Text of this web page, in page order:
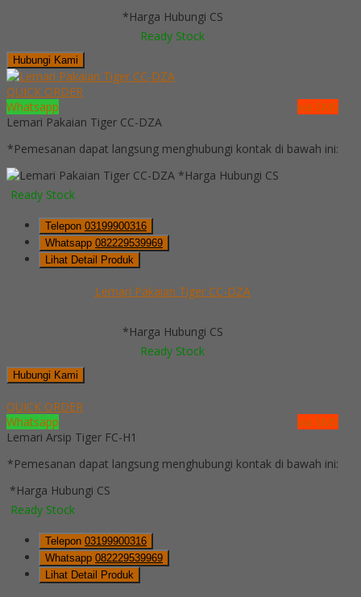
*Harga Hubungi CS
Ready Stock
Hubungi Kami
QUICK ORDER
Whatsapp
via SMS
Lemari Pakaian Tiger CC-DZA
*Pemesanan dapat langsung menghubungi kontak di bawah ini:
*Harga Hubungi CS
Ready Stock
Telepon 03199900316
Whatsapp 082229539969
Lihat Detail Produk
Lemari Pakaian Tiger CC-DZA
*Harga Hubungi CS
Ready Stock
Hubungi Kami
QUICK ORDER
Whatsapp
via SMS
Lemari Arsip Tiger FC-H1
*Pemesanan dapat langsung menghubungi kontak di bawah ini:
*Harga Hubungi CS
Ready Stock
Telepon 03199900316
Whatsapp 082229539969
Lihat Detail Produk